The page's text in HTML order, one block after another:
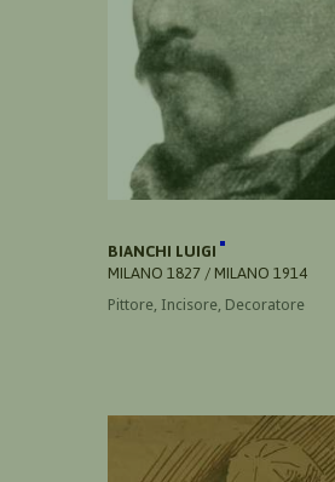
BIANCHI LUIGI
MILANO 1827 / MILANO 1914
Pittore, Incisore, Decoratore